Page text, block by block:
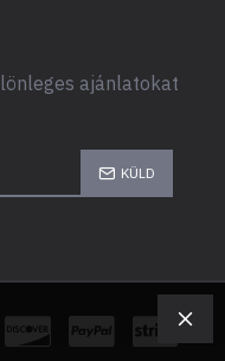
ajánlatokat
KÜLD